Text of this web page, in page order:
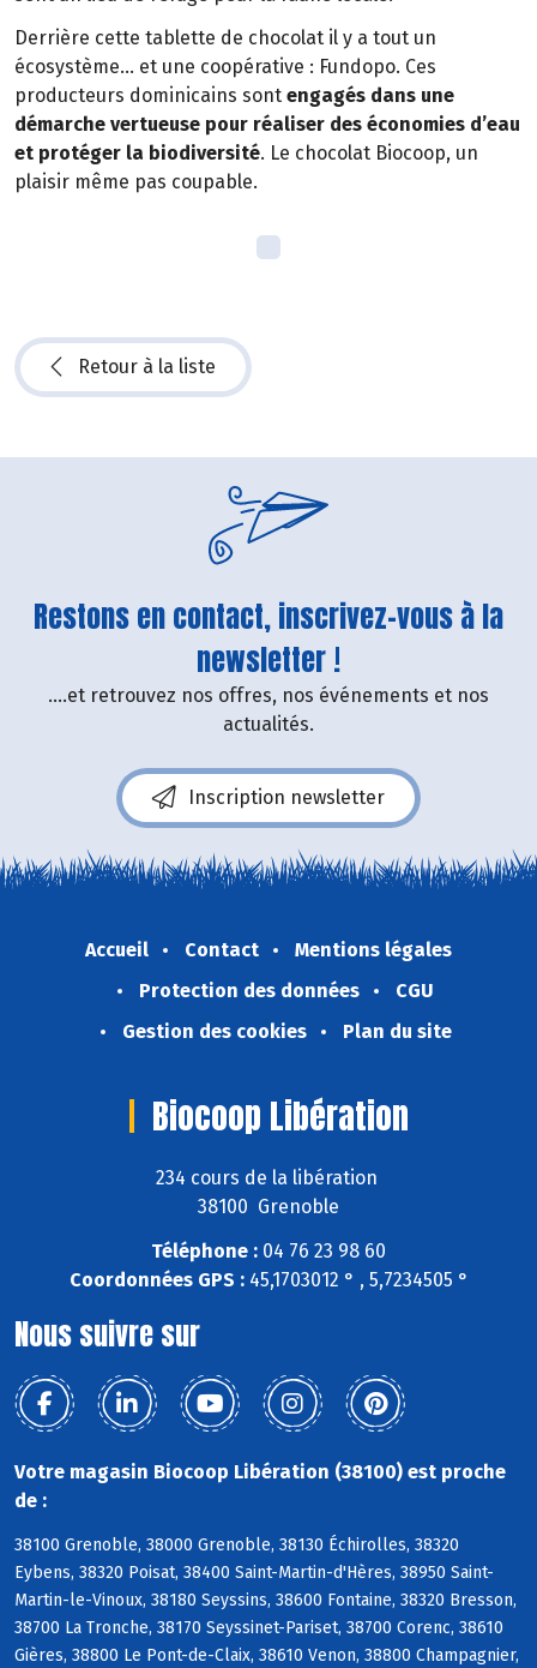
Derrière cette tablette de chocolat il y a tout un
écosystème… et une coopérative : Fundopo. Ces
producteurs dominicains sont engagés dans une
démarche vertueuse pour réaliser des économies d’eau
et protéger la biodiversité. Le chocolat Biocoop, un
plaisir même pas coupable.
Retour à la liste
Restons en contact, inscrivez-vous à la
newsletter !
....et retrouvez nos offres, nos événements et nos
actualités.
Inscription newsletter
Accueil Contact
Mentions légales
Protection des données
CGU
Gestion des cookies
Plan du site
Biocoop Libération
234 cours de la libération
38100 Grenoble
Téléphone : 04 76 23 98 60
Coordonnées GPS :45,1703012 ° , 5,7234505 °
Nous suivre sur
Votre magasin Biocoop Libération (38100) est proche
de :
38100 Grenoble, 38000 Grenoble, 38130 Échirolles, 38320
Eybens, 38320 Poisat, 38400 Saint-Martin-d'Hères, 38950 Saint-
Martin-le-Vinoux, 38180 Seyssins, 38600 Fontaine, 38320 Bresson,
38700 La Tronche, 38170 Seyssinet-Pariset, 38700 Corenc, 38610
Gières, 38800 Le Pont-de-Claix, 38610 Venon, 38800 Champagnier,